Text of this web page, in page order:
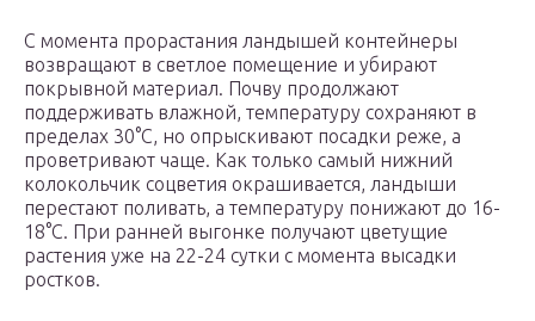
С момента прорастания ландышей контейнеры
возвращают в светлое помещение и убирают
покрывной материал. Почву продолжают
поддерживать влажной, температуру сохраняют в
пределах 30°C, но опрыскивают посадки реже, а
проветривают чаще. Как только самый нижний
колокольчик соцветия окрашивается, ландыши
перестают поливать, а температуру понижают до 16-
18°C. При ранней выгонке получают цветущие
растения уже на 22-24 сутки с момента высадки
ростков.